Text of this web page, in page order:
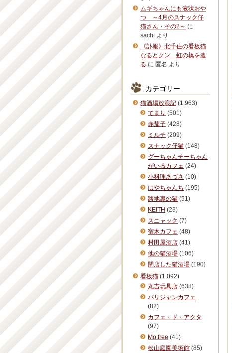
ムギちゃんにも液状おや
つ ～4月のスナック仔
猫さん・その2～ に
sachi より
《訃報》北千住の看板猫
なるとクン 虹の橋を渡
る に 匿名 より
カテゴリー
猫酒場放浪記 (1,963)
てまり (501)
赤茄子 (428)
ミルチ (209)
スナック仔猫 (148)
グーちゃんチーちゃん
がいるカフェ (24)
小料理あづさ (10)
はやちゃんち (195)
路地裏の猫 (51)
KEITH (23)
スニャック (7)
宿木カフェ (48)
村田屋酒店 (41)
他の猫酒場 (106)
閉店した猫酒場 (190)
看板猫 (1,092)
丸吉玩具店 (638)
パリジャンカフェ
(82)
カフェ・ド・アクタ
(97)
Mo.free (41)
松山庭園美術館 (85)